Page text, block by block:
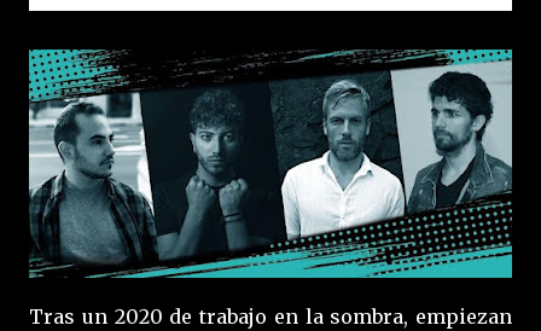
Tras un 2020 de trabajo en la sombra, empiezan